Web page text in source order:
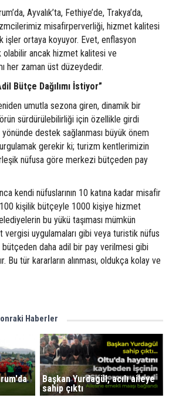
Ayvalık’ta, Fethiye’de, Trakya’da,
misafirperverliği, hizmet kalitesi
işler ortaya koyuyor. Evet, enflasyon
ancak hizmet kalitesi ve
her zaman üst düzeydedir.
Bütçe Dağılımı İstiyor”
umutla sezona giren, dinamik bir
sürdürülebilirliği için özellikle girdi
destek sağlanması büyük önem
gerekir ki; turizm kentlerimizin
nüfusa göre merkezi bütçeden pay
kendi nüfuslarının 10 katına kadar misafir
100 kişilik bütçeyle 1000 kişiye hizmet
bu yükü taşıması mümkün
vergisi uygulamaları gibi veya turistik nüfus
bütçeden daha adil bir pay verilmesi gibi
Bu tür kararların alınması, oldukça kolay ve
Haberler
Başkan Yurdagül, acılı aileye
sahip çıktı